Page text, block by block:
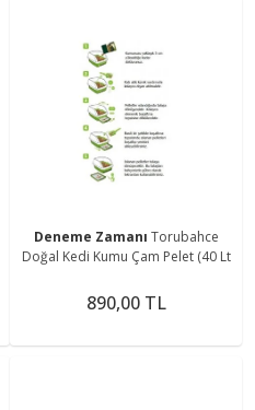
Deneme Zamanı Torubahce
Doğal Kedi Kumu Çam Pelet (40 Lt
890,00 TL